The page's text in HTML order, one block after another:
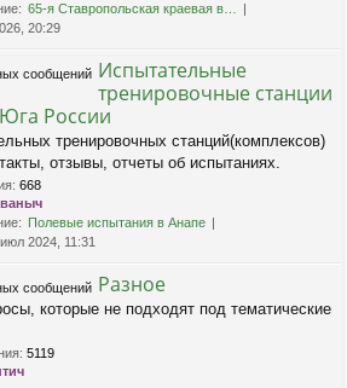
65-я Ставропольская краевая в…
20:29
Испытательные
тренировочные станции
России
тренировочных станций(комплексов)
отзывы, отчеты об испытаниях.
: 668
Полевые испытания в Анапе
июл 2024, 11:31
Разное
которые не подходят под тематические
: 5119